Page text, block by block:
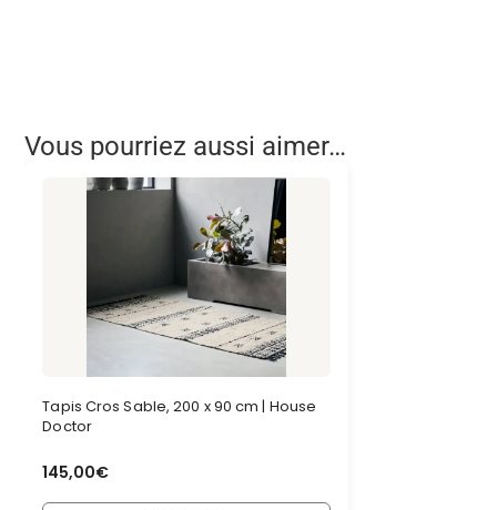
Vous pourriez aussi aimer…
Tapis Cros Sable, 200 x 90 cm | House
Doctor
145,00€